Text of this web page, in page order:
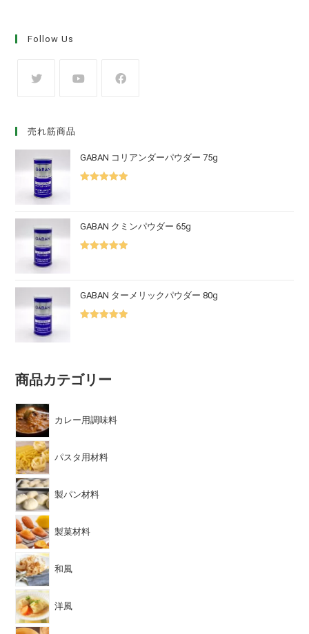
Follow Us
売れ筋商品
GABAN コリアンダーパウダー 75g
GABAN クミンパウダー 65g
GABAN ターメリックパウダー 80g
商品カテゴリー
カレー用調味料
パスタ用材料
製パン材料
製菓材料
和風
洋風